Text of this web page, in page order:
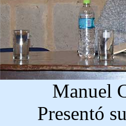
Manuel
Presentó